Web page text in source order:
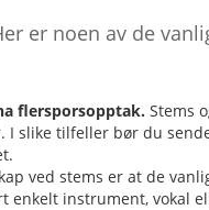
er noen av de
flersporsopptak. Stems
I slike tilfeller bør du
ved stems er at de
enkelt instrument, vokal